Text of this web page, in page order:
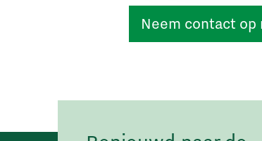
Neem contact op